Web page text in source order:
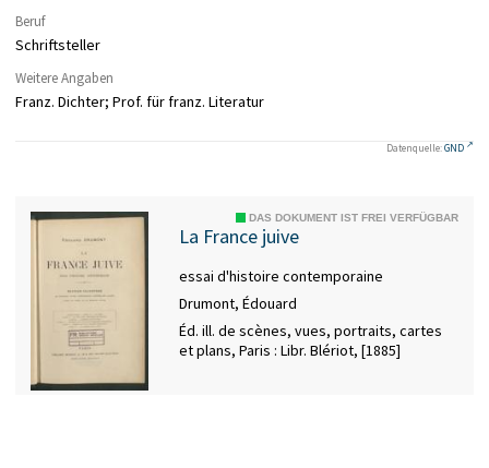
Beruf
Schriftsteller
Weitere Angaben
Franz. Dichter; Prof. für franz. Literatur
Datenquelle:GND
DAS DOKUMENT IST FREI VERFÜGBAR
La France juive
essai d'histoire contemporaine
Drumont, Édouard
Éd. ill. de scènes, vues, portraits, cartes
et plans, Paris : Libr. Blériot, [1885]